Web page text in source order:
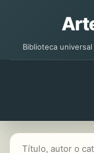
Biblioteca